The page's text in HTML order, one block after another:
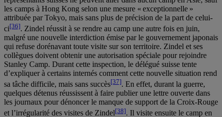
les camps à Hong Kong selon une mesure « exceptionnelle »
attribuée par Tokyo, mais sans plus de précision de la part de celui-
ci[36]. Zindel réussit à se rendre au camp une autre fois en juin,
malgré une nouvelle interdiction émise par le gouvernement japonais
qui refuse dorénavant toute visite sur son territoire. Zindel et ses
collègues doivent obtenir une autorisation spéciale pour rejoindre
Stanley Camp. Durant cette inspection, le délégué suisse tente
d’expliquer à certains internés comment cette nouvelle situation rend
sa tâche difficile, mais sans succès[37]. En effet, durant la guerre,
quelques détenus réussissent à faire publier une lettre ouverte dans
les journaux pour dénoncer le manque de support de la Croix-Rouge
et l’irrégularité des visites de Zindel[38]. Il visite ensuite le camp en